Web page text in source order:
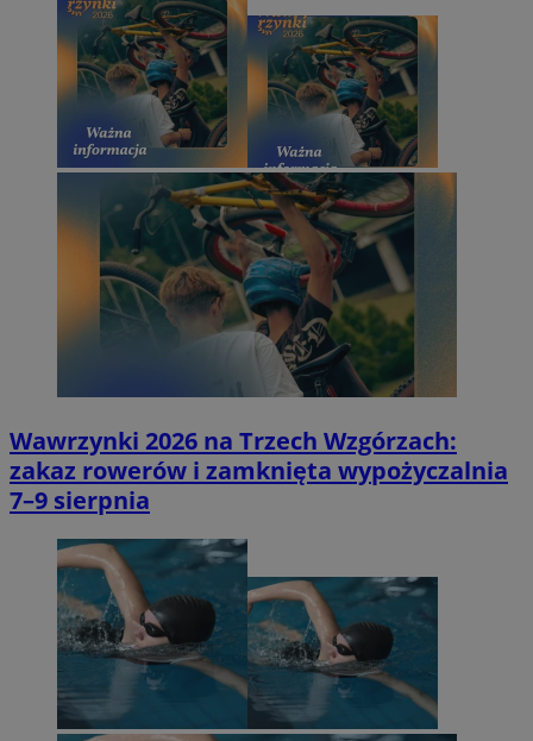
Wawrzynki 2026 na Trzech Wzgórzach:
zakaz rowerów i zamknięta wypożyczalnia
7–9 sierpnia